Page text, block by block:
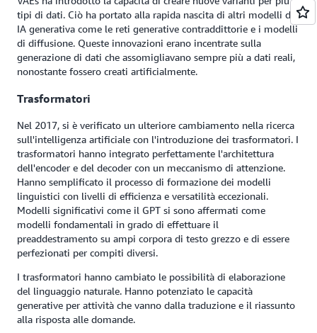
tipi di dati. Ciò ha portato alla rapida nascita di altri modelli di
IA generativa come le reti generative contraddittorie e i modelli
di diffusione. Queste innovazioni erano incentrate sulla
generazione di dati che assomigliavano sempre più a dati reali,
nonostante fossero creati artificialmente.
Trasformatori
Nel 2017, si è verificato un ulteriore cambiamento nella ricerca
sull'intelligenza artificiale con l'introduzione dei trasformatori. I
trasformatori hanno integrato perfettamente l'architettura
dell'encoder e del decoder con un meccanismo di attenzione.
Hanno semplificato il processo di formazione dei modelli
linguistici con livelli di efficienza e versatilità eccezionali.
Modelli significativi come il GPT si sono affermati come
modelli fondamentali in grado di effettuare il
preaddestramento su ampi corpora di testo grezzo e di essere
perfezionati per compiti diversi.
I trasformatori hanno cambiato le possibilità di elaborazione
del linguaggio naturale. Hanno potenziato le capacità
generative per attività che vanno dalla traduzione e il riassunto
alla risposta alle domande.